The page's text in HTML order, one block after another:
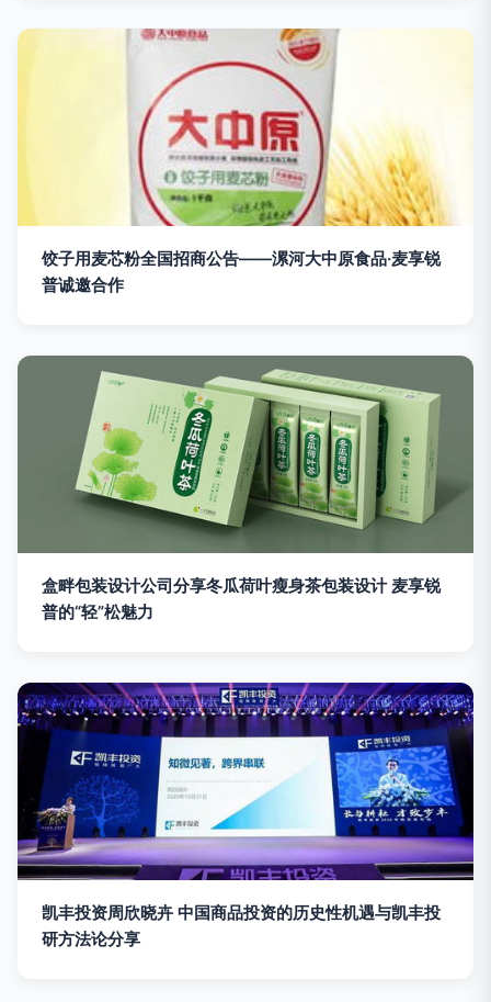
饺子用麦芯粉全国招商公告——漯河大中原食品·麦享锐
普诚邀合作
盒畔包装设计公司分享冬瓜荷叶瘦身茶包装设计 麦享锐
普的“轻”松魅力
凯丰投资周欣晓卉 中国商品投资的历史性机遇与凯丰投
研方法论分享